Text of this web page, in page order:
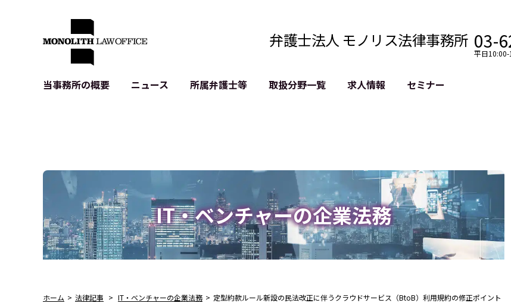
弁護士法人 モノリス法律事務所 03-
平日10:00-
当事務所の概要
アクセス
ニュース 所属弁護士等 取扱分野一覧
IPO（上場）支援
生成AI関連法務
記事・LPの薬機法等チェック
D2C等の不正転売対策
サイバー犯罪の刑事告訴等
GDPR対応支援
リス
過去
求人情報 セミナー
IT・ベンチャーの企業法務
ホーム > 法律記事 > IT・ベンチャーの企業法務 > 定型約款ルール新設の民法改正に伴うクラウドサービス（BtoB）利用規約の修正ポイント